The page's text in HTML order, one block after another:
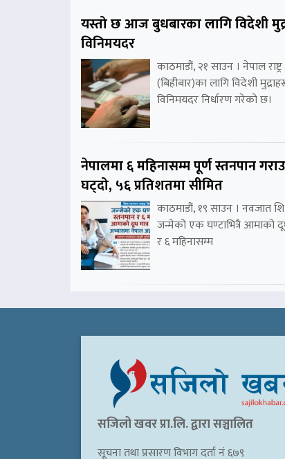
यस्तो छ आज बुधबारका लागि विदेशी
विनिमयदर
काठमाडौं, २१ साउन । नेपाल
(बिहीबार)का लागि विदेशी
विनिमयदर निर्धारण गरेको छ।
नेपालमा ६ महिनासम्म पूर्ण स्तनपान
घट्दो, ५६ प्रतिशतमा सीमित
काठमाडौं, १९ साउन । नवजात
जन्मेको एक घण्टाभित्रै आमाको
र ६ महिनासम्म
सजिलो खवर प्रा.लि. द्वारा सञ्चालित
सूचना तथा प्रसारण विभाग दर्ता नं ६७९